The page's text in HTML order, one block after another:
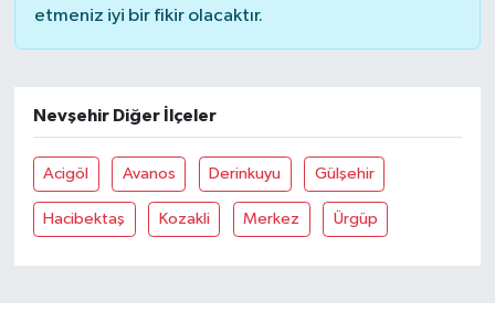
etmeniz iyi bir fikir olacaktır.
Nevşehir Diğer İlçeler
Acigöl Avanos Derinkuyu Gülşehir
Hacibektaş Kozakli Merkez Ürgüp